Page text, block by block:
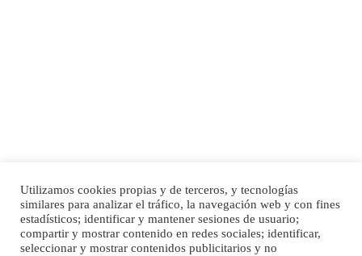
SHIBA PERDIDO AVDA JOSE MESA Y LOPEZ
PERRO MACHO RAZA SHIBA CON MICROCHIP PERDIDO HOY 06/07/2025 ZONA
MESA Y LOPEZ. ES MUY ASUSTADIZO
Leales.org » Gran Canaria | 6.7.2025
Inicio Publicidad
Política de privacidad
Aviso Legal
Cláusula de Cookies
Utilizamos cookies propias y de terceros, y tecnologías
similares para analizar el tráfico, la navegación web y con fines
estadísticos; identificar y mantener sesiones de usuario;
compartir y mostrar contenido en redes sociales; identificar,
seleccionar y mostrar contenidos publicitarios y no